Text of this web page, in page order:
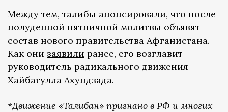
Между тем, талибы анонсировали, что после
полуденной пятничной молитвы объявят
состав нового правительства Афганистана.
Как они заявили ранее, его возглавит
руководитель радикального движения
Хайбатулла Ахундзада.
*Движение «Талибан» признано в РФ и многих